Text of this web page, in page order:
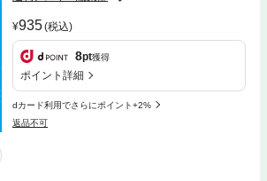
935(税込)
8pt獲得
ポイント詳細
dカード利用でさらにポイント+2%
返品不可